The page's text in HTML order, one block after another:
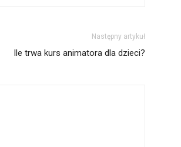
Następny artykuł
Ile trwa kurs animatora dla dzieci?